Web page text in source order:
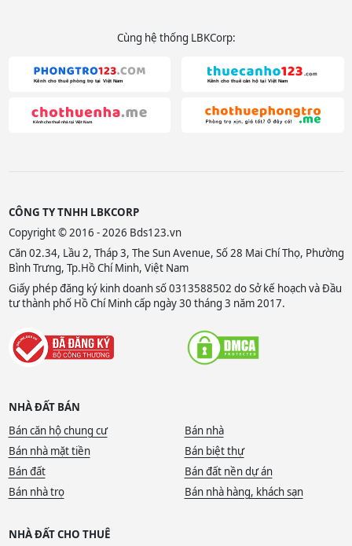
Cùng hệ thống LBKCorp:
CÔNG TY TNHH LBKCORP
Copyright © 2016 - 2026 Bds123.vn
Căn 02.34, Lầu 2, Tháp 3, The Sun Avenue, Số 28 Mai Chí Thọ, Phường
Bình Trưng, Tp.Hồ Chí Minh, Việt Nam
Giấy phép đăng ký kinh doanh số 0313588502 do Sở kế hoạch và Đầu
tư thành phố Hồ Chí Minh cấp ngày 30 tháng 3 năm 2017.
NHÀ ĐẤT BÁN
Bán căn hộ chung cư
Bán nhà
Bán nhà mặt tiền
Bán biệt thự
Bán đất
Bán đất nền dự án
Bán nhà trọ
Bán nhà hàng, khách sạn
NHÀ ĐẤT CHO THUÊ